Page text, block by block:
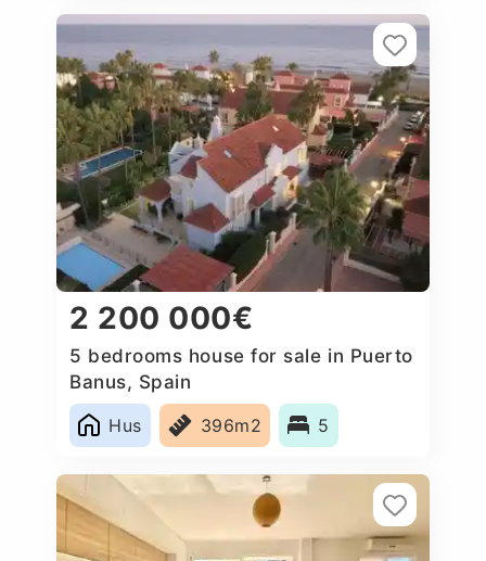
2 200 000€
5 bedrooms house for sale in Puerto
Banus, Spain
Hus
396m2 5